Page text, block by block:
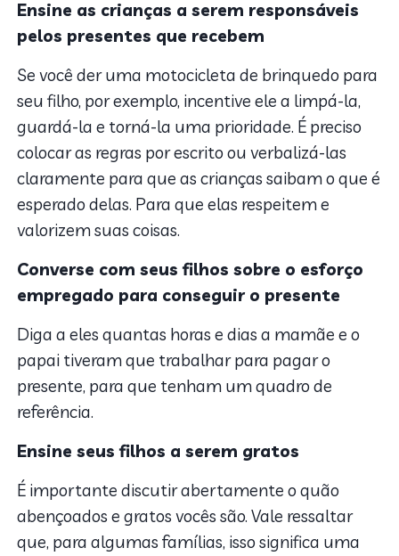
Ensine as crianças a serem responsáveis ​​
pelos presentes que recebem
Se você der uma motocicleta de brinquedo para
seu filho, por exemplo, incentive ele a limpá-la,
guardá-la e torná-la uma prioridade. É preciso
colocar as regras por escrito ou verbalizá-las
claramente para que as crianças saibam o que é
esperado delas. Para que elas respeitem e
valorizem suas coisas.
Converse com seus filhos sobre o esforço
empregado para conseguir o presente
Diga a eles quantas horas e dias a mamãe e o
papai tiveram que trabalhar para pagar o
presente, para que tenham um quadro de
referência.
Ensine seus filhos a serem gratos
É importante discutir abertamente o quão
abençoados e gratos vocês são. Vale ressaltar
que, para algumas famílias, isso significa uma